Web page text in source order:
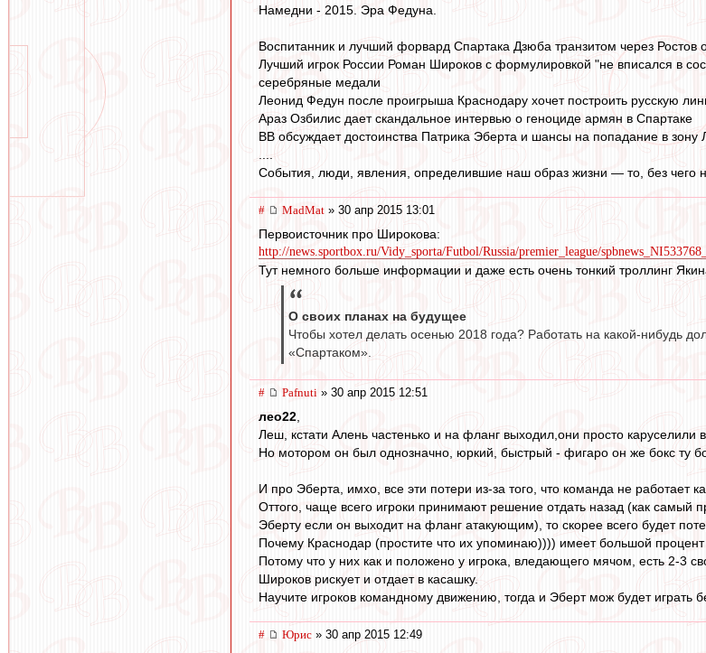
Намедни - 2015. Эра Федуна.
Воспитанник и лучший форвард Спартака Дзюба транзитом через Ростов
Лучший игрок России Роман Широков с формулировкой "не вписался в
серебряные медали
Леонид Федун после проигрыша Краснодару хочет построить русскую
Араз Озбилис дает скандальное интервью о геноциде армян в Спартаке
ВВ обсуждает достоинства Патрика Эберта и шансы на попадание в зону
....
События, люди, явления, определившие наш образ жизни — то, без чего
# MadMat » 30 апр 2015 13:01
Первоисточник про Широкова:
http://news.sportbox.ru/Vidy_sporta/Futbol/Russia/premier_league/
Тут немного больше информации и даже есть очень тонкий троллинг
О своих планах на будущее
Чтобы хотел делать осенью 2018 года? Работать на какой-нибудь
«Спартаком».
# Pafnuti » 30 апр 2015 12:51
лео22
Леш, кстати Алень частенько и на фланг выходил,они просто каруселили
Но мотором он был однозначно, юркий, быстрый - фигаро он же бокс ту
И про Эберта, имхо, все эти потери из-за того, что команда не работает
Оттого, чаще всего игроки принимают решение отдать назад (как
Эберту если он выходит на фланг атакующим), то скорее всего будет
Почему Краснодар (простите что их упоминаю)))) имеет большой
Потому что у них как и положено у игрока, вледающего мячом, есть 2-3
Широков рискует и отдает в касашку.
Научите игроков командному движению, тогда и Эберт мож будет играть
# Юрис » 30 апр 2015 12:49